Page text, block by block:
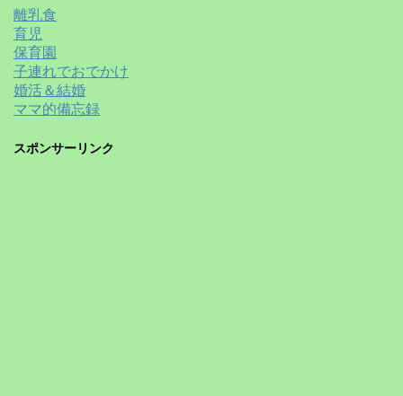
離乳食
育児
保育園
子連れでおでかけ
婚活＆結婚
ママ的備忘録
スポンサーリンク